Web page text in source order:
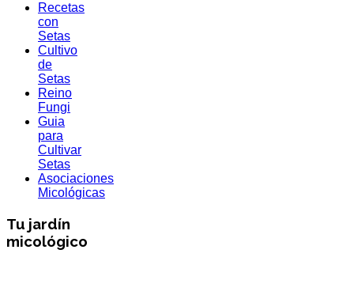
Recetas
con
Setas
Cultivo
de
Setas
Reino
Fungi
Guia
para
Cultivar
Setas
Asociaciones
Micológicas
Tu jardín
micológico